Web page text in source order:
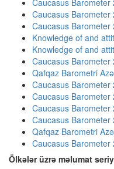
Caucasus Barometer
Caucasus Barometer
Caucasus Barometer
Knowledge of and
Knowledge of and
Caucasus Barometer
Qafqaz Barometri
Caucasus Barometer
Caucasus Barometer
Caucasus Barometer
Caucasus Barometer
Qafqaz Barometri
Caucasus Barometer
Ölkələr üzrə məlumat